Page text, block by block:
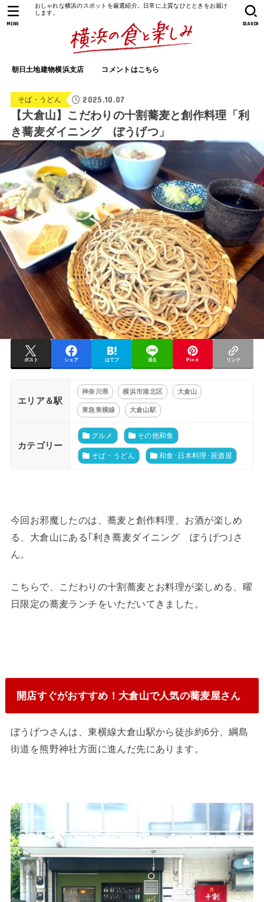
おしゃれな横浜のスポットを厳選紹介。日常に上質なひとときをお届け
します。
朝日土地建物横浜支店 コメントはこちら
SEARCH
MENU
そば・うどん 2025.10.07
【大倉山】こだわりの十割蕎麦と創作料理「利
き蕎麦ダイニング ぼうげつ」
ポスト シェア はてブ 送る Pin it リンク
エリア＆駅
神奈川県 横浜市港北区 大倉山
東急東横線 大倉山駅
カテゴリー
グルメ その他和食
そば・うどん 和食･日本料理･居酒屋
今回お邪魔したのは、蕎麦と創作料理、お酒が楽しめ
る、大倉山にある｢利き蕎麦ダイニング ぼうげつ｣さ
ん。
こちらで、こだわりの十割蕎麦とお料理が楽しめる、曜
日限定の蕎麦ランチをいただいてきました。
開店すぐがおすすめ！大倉山で人気の蕎麦屋さん
ぼうげつさんは、東横線大倉山駅から徒歩約6分、綱島
街道を熊野神社方面に進んだ先にあります。